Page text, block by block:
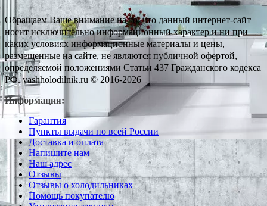
Обращаем Ваше внимание на то, что данный интернет-сайт
носит исключительно информационный характер и ни при
каких условиях информационные материалы и цены,
размещенные на сайте, не являются публичной офертой,
определяемой положениями Статьи 437 Гражданского кодекса
РФ. vashholodilnik.ru © 2016-2026
Информация:
Гарантия
Пункты выдачи по всей России
Доставка и оплата
Напишите нам
Наш адрес
Отзывы
Отзывы о холодильниках
Помощь покупателю